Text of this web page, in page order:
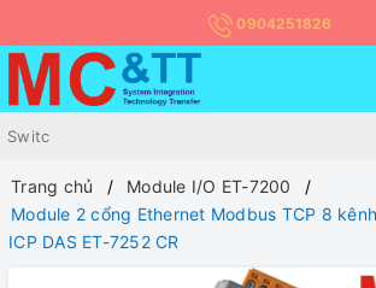
0904251826
Trang chủ
Module I/O ET-7200
Module 2 cổng Ethernet Modbus TCP 8
ICP DAS ET-7252 CR